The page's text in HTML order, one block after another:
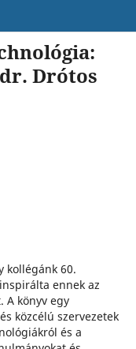
Drótos
kollégánk 60.
ennek az
A könyv egy
közcélú szervezetek
és a